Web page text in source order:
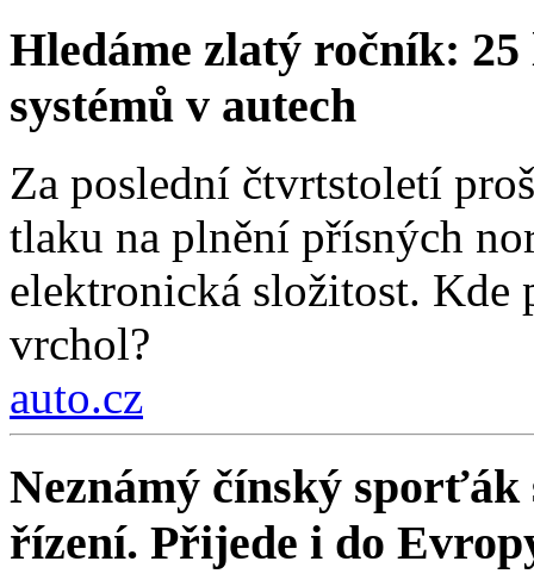
Hledáme zlatý ročník:
systémů v autech
Za poslední čtvrtstoletí
tlaku na plnění přísných
elektronická složitost. Kde
vrchol?
auto.cz
Neznámý čínský
řízení. Přijede i do